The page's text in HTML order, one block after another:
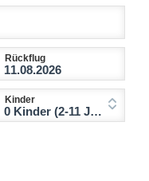
Rückflug
Kinder
0 Kinder (2-11 Jahre)